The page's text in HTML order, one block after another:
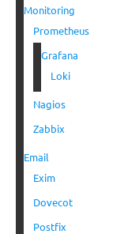
Monitoring
Prometheus
Grafana
Loki
Nagios
Zabbix
Email
Exim
Dovecot
Postfix